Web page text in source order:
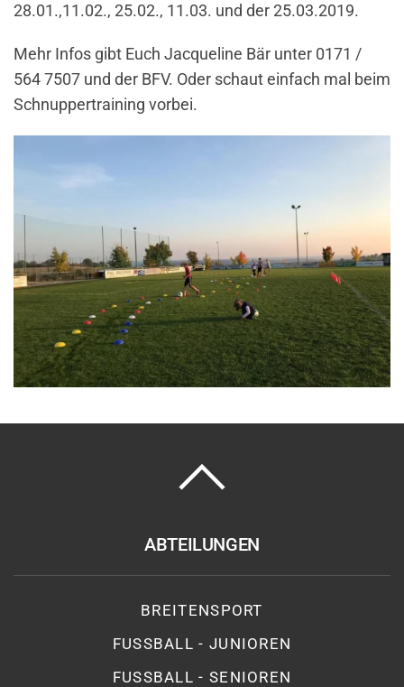
28.01.,11.02., 25.02., 11.03. und der 25.03.2019.
Mehr Infos gibt Euch Jacqueline Bär unter 0171 /
564 7507 und der BFV. Oder schaut einfach mal beim
Schnuppertraining vorbei.
ABTEILUNGEN
BREITENSPORT
FUSSBALL - JUNIOREN
FUSSBALL - SENIOREN